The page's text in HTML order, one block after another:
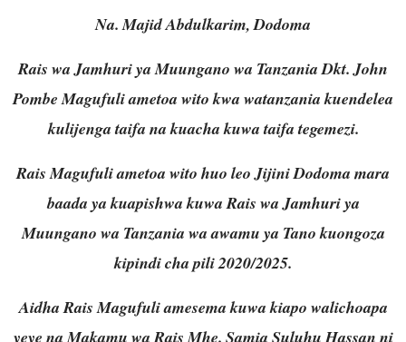
Na. Majid Abdulkarim, Dodoma
Rais wa Jamhuri ya Muungano wa Tanzania Dkt. John
Pombe Magufuli ametoa wito kwa watanzania kuendelea
kulijenga taifa na kuacha kuwa taifa tegemezi.
Rais Magufuli ametoa wito huo leo Jijini Dodoma mara
baada ya kuapishwa kuwa Rais wa Jamhuri ya
Muungano wa Tanzania wa awamu ya Tano kuongoza
kipindi cha pili 2020/2025.
Aidha Rais Magufuli amesema kuwa kiapo walichoapa
yeye na Makamu wa Rais Mhe. Samia Suluhu Hassan ni